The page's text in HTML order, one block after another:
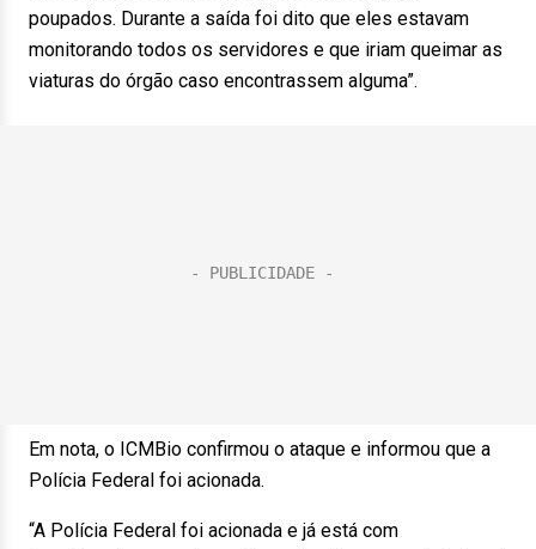
poupados. Durante a saída foi dito que eles estavam
monitorando todos os servidores e que iriam queimar as
viaturas do órgão caso encontrassem alguma”.
Em nota, o ICMBio confirmou o ataque e informou que a
Polícia Federal foi acionada.
“A Polícia Federal foi acionada e já está com